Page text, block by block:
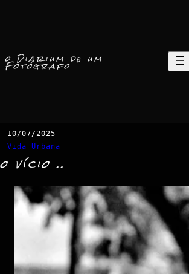
o Diarium de um
Fotógrafo
10/07/2025
Vida Urbana
o vício ..